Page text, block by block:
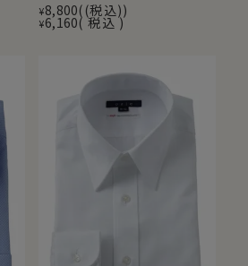
¥8,800 (税込)
¥6,160 税込